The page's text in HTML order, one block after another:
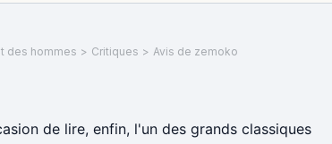
des hommes > Critiques > Avis de zemoko
de lire, enfin, l'un des grands classiques